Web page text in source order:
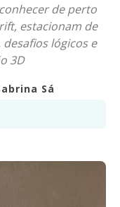
de perto
estacionam de
lógicos e
3D
Sá